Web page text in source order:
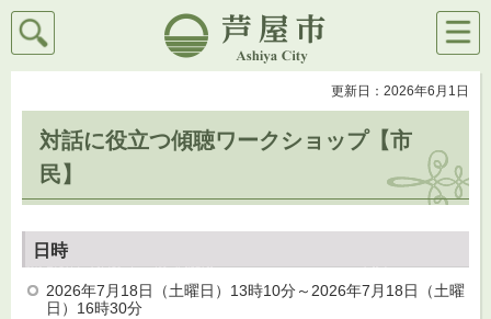
芦屋市
検索
メニ
ュー
更新日：2026年6月1日
対話に役立つ傾聴ワークショップ【市
民】
日時
2026年7月18日（土曜日）13時10分～2026年7月18日（土曜
日）16時30分